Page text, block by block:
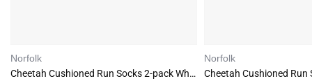
Norfolk
Cheetah Cushioned Run Socks 2-pack White
Norfolk
Cheetah Cushioned Run